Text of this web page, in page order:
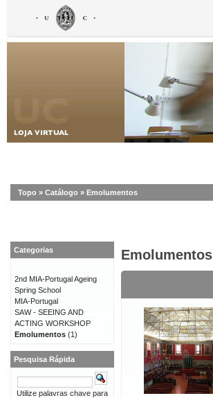
Topo » Catálogo » Emolumentos
Emolumentos
Categorias
2nd MIA-Portugal Ageing
Spring School
MIA-Portugal
SAW - SEEING AND
ACTING WORKSHOP
Emolumentos (1)
Pesquisa Rápida
Utilize palavras chave para